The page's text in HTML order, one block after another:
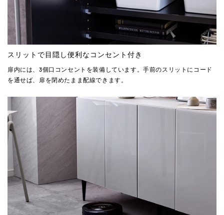
スリットで目隠し便利なコンセント付き
扉内には、3個口コンセントを装備しています。手前のスリットにコード
を通せば、扉を閉めたまま配線できます。